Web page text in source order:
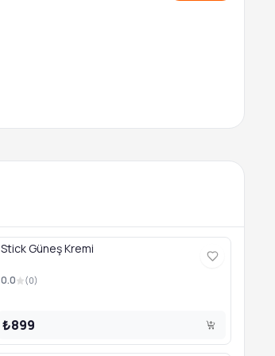
Stick Güneş Kremi
0.0 (0)
₺899